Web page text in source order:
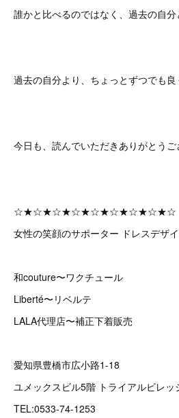
誰かと比べるのではなく、過去の自分
過去の自分より、ちょっとずつでも
今日も、読んでいただきありがとうご
☆★☆★☆★☆★☆★☆★☆★☆★☆
女性の笑顔のサポーター ドレスデザ
和couture〜ワクチュール
Liberté〜リベルテ
LALA代理店〜補正下着販売
愛知県豊橋市広小路1-18
ユメックスビル5階 トライアルビレッ
TEL:0533-74-1253